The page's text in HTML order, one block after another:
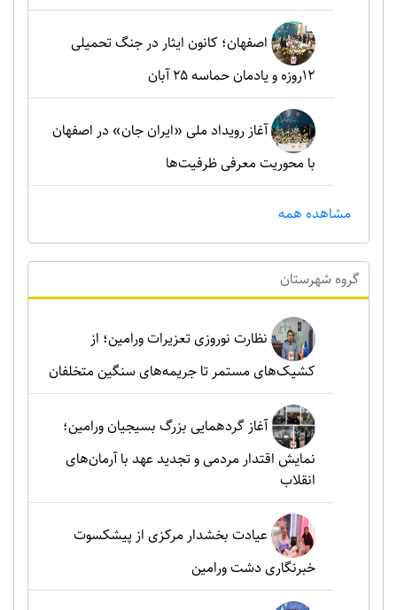
اصفهان؛ کانون ایثار در جنگ تحمیلی
۱۲روزه و یادمان حماسه ۲۵ آبان
آغاز رویداد ملی «ایران جان» در اصفهان
با محوریت معرفی ظرفیت‌ها
مشاهده همه
گروه شهرستان
نظارت نوروزی تعزیرات ورامین؛ از
کشیک‌های مستمر تا جریمه‌های سنگین متخلفان
آغاز گردهمایی بزرگ بسیجیان ورامین؛
نمایش اقتدار مردمی و تجدید عهد با آرمان‌های
انقلاب
عیادت بخشدار مرکزی از پیشکسوت
خبرنگاری دشت ورامین